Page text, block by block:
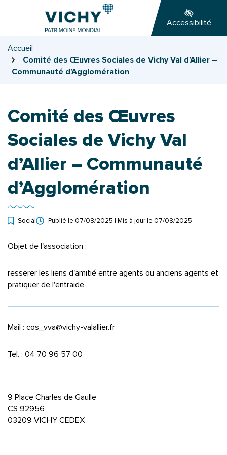
page
Accessibilité
Accueil
Comité des Œuvres Sociales de Vichy Val d’Allier –
Communauté d’Agglomération
Comité des Œuvres
Sociales de Vichy Val
d’Allier – Communauté
d’Agglomération
Social Publié le 07/08/2025 | Mis à jour le 07/08/2025
Objet de l'association :
resserer les liens d'amitié entre agents ou anciens agents et
pratiquer de l'entraide
Mail : cos_vva@vichy-valallier.fr
Tel. : 04 70 96 57 00
9 Place Charles de Gaulle
CS 92956
03209 VICHY CEDEX